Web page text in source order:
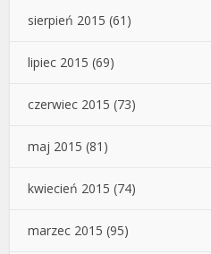
sierpień 2015 (61)
lipiec 2015 (69)
czerwiec 2015 (73)
maj 2015 (81)
kwiecień 2015 (74)
marzec 2015 (95)